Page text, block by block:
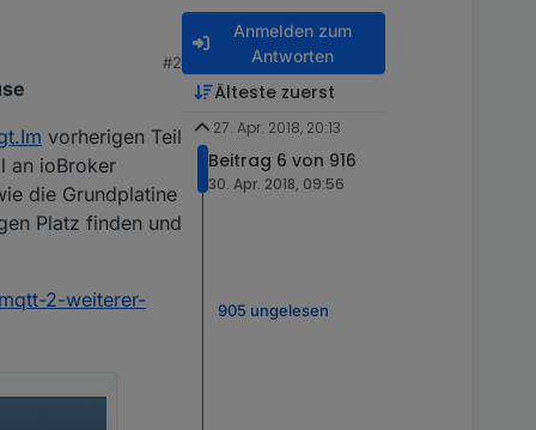
#2
vorherigen Teil
an ioBroker
die Grundplatine
Platz finden und
2-weiterer-
Anmelden zum
Antworten
Älteste zuerst
27. Apr. 2018, 20:13
Beitrag 6 von 916
30. Apr. 2018, 09:56
905 ungelesen